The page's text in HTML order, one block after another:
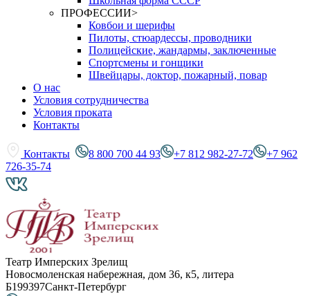
ПРОФЕССИИ>
Ковбои и шерифы
Пилоты, стюардессы, проводники
Полицейские, жандармы, заключенные
Спортсмены и гонщики
Швейцары, доктор, пожарный, повар
О нас
Условия сотрудничества
Условия проката
Контакты
Контакты 8 800 700 44 93 +7 812 982-27-72
+7 962
726-35-74
Театр Имперских Зрелищ
Новосмоленская набережная, дом 36, к5, литера
Б199397Санкт-Петербург